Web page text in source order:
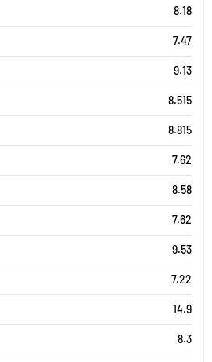
8.18
7.47
9.13
8.515
8.815
7.62
8.58
7.62
9.53
7.22
14.9
8.3